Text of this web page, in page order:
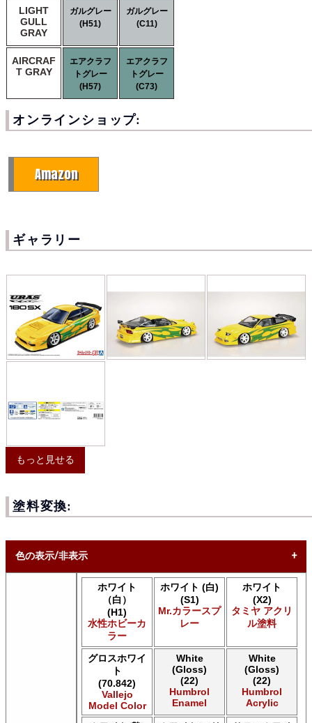
LIGHT
GULL
GRAY
ガルグレー
(H51)
ガルグレー
(C11)
AIRCRAF
T GRAY
エアクラフ
トグレー
(H57)
エアクラフ
トグレー
(C73)
オンラインショップ:
Amazon
ギャラリー
もっと見せる
塗料変換:
色の表示/非表示
* ボックスをオン/オフにして、同等の色を見つけやすくしま
Uncheck ALL
AK INTERACTIVE AK 3rd Gen Acrylics
AK INTERACTIVE AK Acrylics
AK INTERACTIVE AK Extreme Metal
AK INTERACTIVE AK Real Color
AK INTERACTIVE 新 Real Color
ALCLAD II ALCLAD II
ホワイト
（白）
(H1)
水性ホビーカ
ラー
ホワイト (白)
(S1)
Mr.カラースプ
レー
ホワイト
(X2)
タミヤ アクリ
ル塗料
グロスホワイ
ト
(70.842)
Vallejo
Model Color
White
(Gloss)
(22)
Humbrol
Enamel
White
(Gloss)
(22)
Humbrol
Acrylic